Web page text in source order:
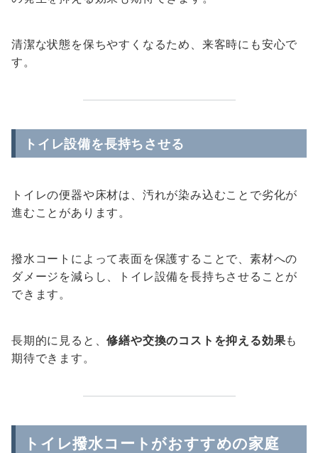
清潔な状態を保ちやすくなるため、来客時にも安心で
す。
トイレ設備を長持ちさせる
トイレの便器や床材は、汚れが染み込むことで劣化が
進むことがあります。
撥水コートによって表面を保護することで、素材への
ダメージを減らし、トイレ設備を長持ちさせることが
できます。
長期的に見ると、修繕や交換のコストを抑える効果も
期待できます。
トイレ撥水コートがおすすめの家庭